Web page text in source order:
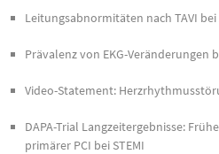
Leitungsabnormitäten nach TAVI bei
Prävalenz von EKG-Veränderungen
Video-Statement:
DAPA-Trial Langzeitergebnisse:
primärer PCI bei STEMI